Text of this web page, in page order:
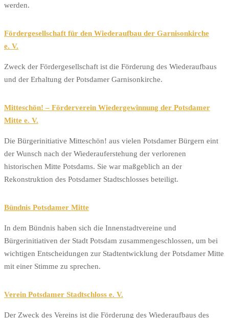
werden.
Fördergesellschaft für den Wiederaufbau der Garnisonkirche
e. V.
Zweck der Fördergesellschaft ist die Förderung des Wiederaufbaus
und der Erhaltung der Potsdamer Garnisonkirche.
Mitteschön! – Förderverein Wiedergewinnung der Potsdamer
Mitte e. V.
Die Bürgerinitiative Mitteschön! aus vielen Potsdamer Bürgern eint
der Wunsch nach der Wiederauferstehung der verlorenen
historischen Mitte Potsdams. Sie war maßgeblich an der
Rekonstruktion des Potsdamer Stadtschlosses beteiligt.
Bündnis Potsdamer Mitte
In dem Bündnis haben sich die Innenstadtvereine und
Bürgerinitiativen der Stadt Potsdam zusammengeschlossen, um bei
wichtigen Entscheidungen zur Stadtentwicklung der Potsdamer Mitte
mit einer Stimme zu sprechen.
Verein Potsdamer Stadtschloss e. V.
Der Zweck des Vereins ist die Förderung des Wiederaufbaus des